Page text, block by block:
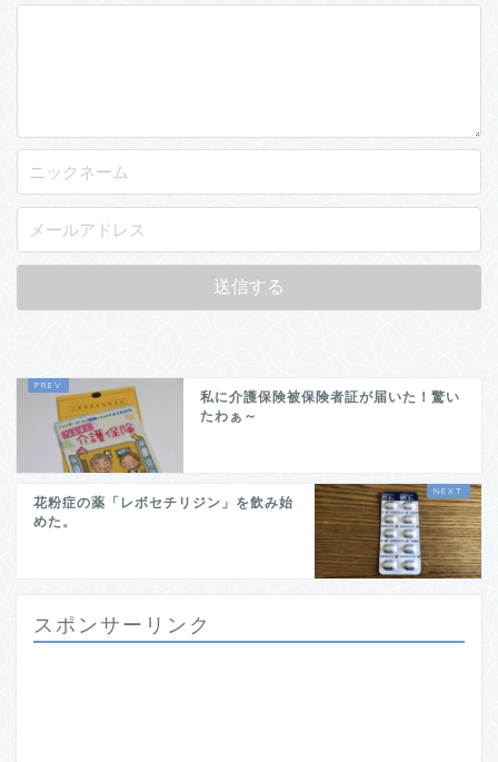
私に介護保険被保険者証が届いた！驚い
たわぁ～
花粉症の薬「レボセチリジン」を飲み始
めた。
スポンサーリンク